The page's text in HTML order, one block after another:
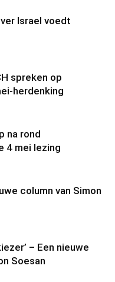
Israel voedt
spreken op
herdenking
na rond
4 mei lezing
column van Simon
– Een nieuwe
Soesan